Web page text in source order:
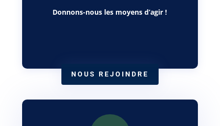
Donnons-nous les moyens d’agir !
NOUS REJOINDRE